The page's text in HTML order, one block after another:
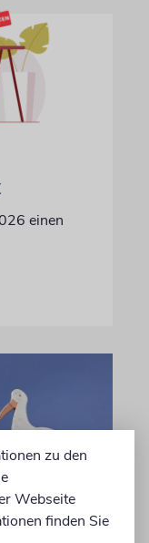
einen
zu den
Webseite
finden Sie